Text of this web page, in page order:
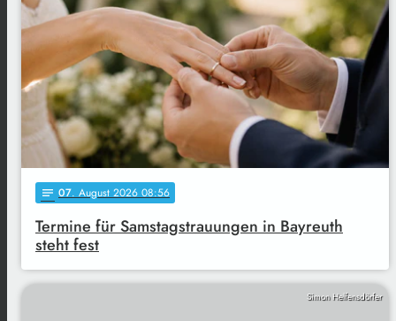
notes 07. August 2026 08:56
Termine für Samstagstrauungen in Bayreuth
steht fest
Simon Helfensdörfer